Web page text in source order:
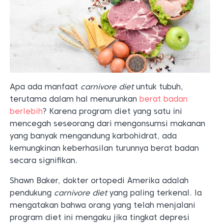
Apa ada manfaat carnivore dietuntuk tubuh,
terutama dalam hal menurunkan berat badan
berlebih? Karena program diet yang satu ini
mencegah seseorang dari mengonsumsi makanan
yang banyak mengandung karbohidrat, ada
kemungkinan keberhasilan turunnya berat badan
secara signifikan.
Shawn Baker, dokter ortopedi Amerika adalah
pendukung carnivore dietyang paling terkenal. Ia
mengatakan bahwa orang yang telah menjalani
program diet ini mengaku jika tingkat depresi